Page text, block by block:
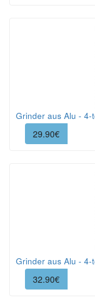
Grinder aus Alu -
29.90€
Grinder aus Alu -
32.90€